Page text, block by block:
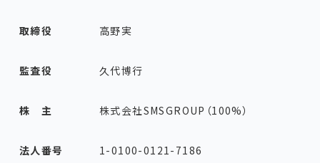
取締役 高野実
監査役 久代博行
株 主 株式会社SMSGROUP（100%）
法人番号 1-0100-0121-7186